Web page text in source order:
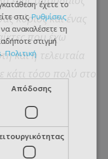
κύριος και ένας
που έχω
και η τελευταία
τόσο πολύ στο
έχετε το
στιςΡυθμίσεις
ανακαλέσετε τη
στιγμή
.Πολιτική
Απόδοσης